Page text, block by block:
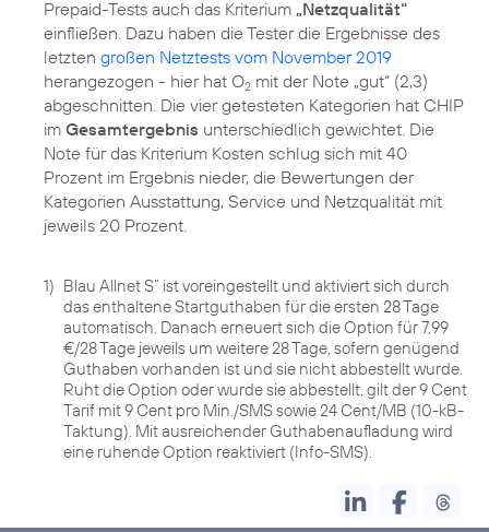
Prepaid-Tests auch das Kriterium „Netzqualität“
einfließen. Dazu haben die Tester die Ergebnisse des
letzten großen Netztests vom November 2019
herangezogen - hier hat O2 mit der Note „gut“ (2,3)
abgeschnitten. Die vier getesteten Kategorien hat CHIP
im Gesamtergebnis unterschiedlich gewichtet. Die
Note für das Kriterium Kosten schlug sich mit 40
Prozent im Ergebnis nieder, die Bewertungen der
Kategorien Ausstattung, Service und Netzqualität mit
jeweils 20 Prozent.
1) Blau Allnet S“ ist voreingestellt und aktiviert sich durch
das enthaltene Startguthaben für die ersten 28 Tage
automatisch. Danach erneuert sich die Option für 7,99
€/28 Tage jeweils um weitere 28 Tage, sofern genügend
Guthaben vorhanden ist und sie nicht abbestellt wurde.
Ruht die Option oder wurde sie abbestellt, gilt der 9 Cent
Tarif mit 9 Cent pro Min./SMS sowie 24 Cent/MB (10-kB-
Taktung). Mit ausreichender Guthabenaufladung wird
eine ruhende Option reaktiviert (Info-SMS).